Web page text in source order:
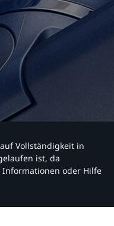
Vollständigkeit in
ist, da
Informationen oder Hilfe